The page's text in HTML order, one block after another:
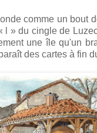
comme un bout
l » du cingle de
une île qu'un
des cartes à fin